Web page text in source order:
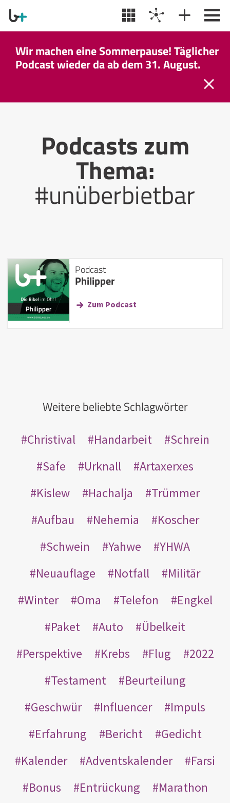
Wir machen eine Sommerpause! Täglicher
Podcast wieder da ab dem 31. August.
Podcasts zum
Thema:
#unüberbietbar
Podcast
Philipper
Zum Podcast
Weitere beliebte Schlagwörter
Christival Handarbeit
Schrein
Safe
Urknall
Artaxerxes
Kislew
Hachalja
Trümmer
Aufbau
Nehemia
Koscher
Schwein
Yahwe
YHWA
Neuauflage
Notfall
Militär
Winter
Oma Telefon
Engkel
Paket
Auto
Übelkeit
Perspektive
Krebs Flug
2022
Testament
Beurteilung
Geschwür
Influencer
Impuls
Erfahrung
Bericht
Gedicht
Kalender
Adventskalender
Farsi
Bonus
Entrückung
Marathon